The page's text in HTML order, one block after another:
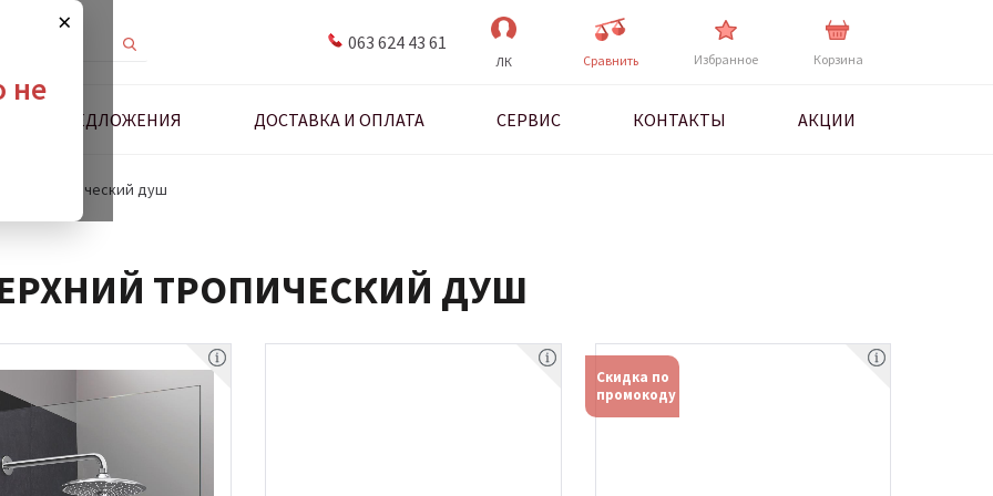
×
не
063 624 43 61
ЛК Cравнить Избранное Корзина
ПРЕДЛОЖЕНИЯ ДОСТАВКА И ОПЛАТА СЕРВИС КОНТАКТЫ АКЦИИ
тропический душ
ТРОПИЧЕСКИЙ ДУШ
Скидка по
промокоду